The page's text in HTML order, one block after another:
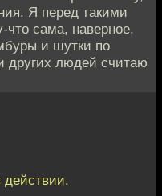
Я перед такими
сама, наверное,
и шутки по
других людей считаю
действии.